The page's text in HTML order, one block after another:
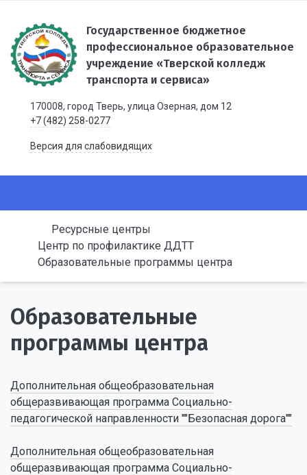
Государственное бюджетное
профессиональное образовательное
учреждение «Тверской колледж
транспорта и сервиса»
170008, город Тверь, улица Озерная, дом 12
+7 (482) 258-0277
Версия для слабовидящих
Ресурсные центры
Центр по профилактике ДДТТ
Образовательные программы центра
Образовательные
программы центра
Дополнительная общеобразовательная
общеразвивающая программа Социально-
педагогической направленности ""Безопасная дорога""
Дополнительная общеобразовательная
общеразвивающая программа Социально-